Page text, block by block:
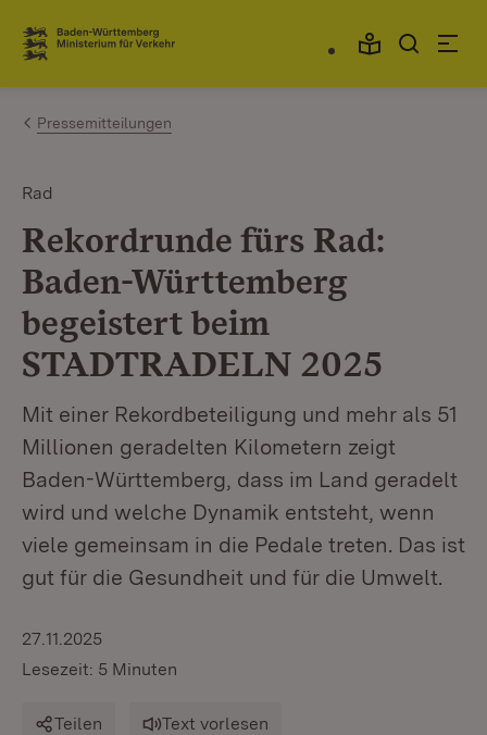
Zum Inhalt springen
Link zur Startseite
Pressemitteilungen
Rad
Rekordrunde fürs Rad:
Baden-Württemberg
begeistert beim
STADTRADELN 2025
Mit einer Rekordbeteiligung und mehr als 51
Millionen geradelten Kilometern zeigt
Baden-Württemberg, dass im Land geradelt
wird und welche Dynamik entsteht, wenn
viele gemeinsam in die Pedale treten. Das ist
gut für die Gesundheit und für die Umwelt.
27.11.2025
Lesezeit: 5 Minuten
Teilen Text vorlesen